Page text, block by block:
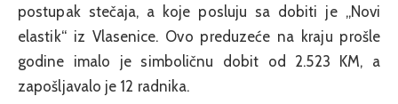
postupak stečaja, a koje posluju sa dobiti je „Novi
elastik“ iz Vlasenice. Ovo preduzeće na kraju prošle
godine imalo je simboličnu dobit od 2.523 KM, a
zapošljavalo je 12 radnika.